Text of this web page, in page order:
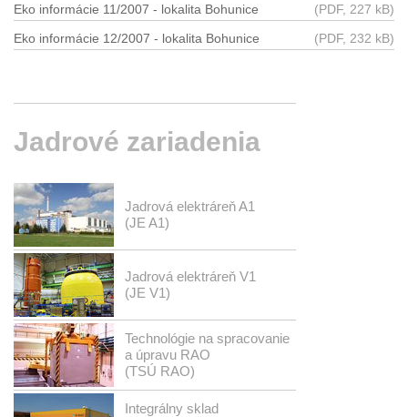
Eko informácie 11/2007 - lokalita Bohunice (PDF, 227 kB)
Eko informácie 12/2007 - lokalita Bohunice (PDF, 232 kB)
Jadrové zariadenia
Jadrová elektráreň A1
(JE A1)
Jadrová elektráreň V1
(JE V1)
Technológie na spracovanie
a úpravu RAO
(TSÚ RAO)
Integrálny sklad